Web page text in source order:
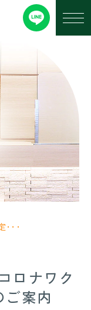
･･･
ロナワク
案内